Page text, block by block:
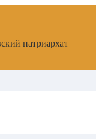
патриархат